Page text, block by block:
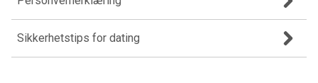
Sikkerhetstips for dating